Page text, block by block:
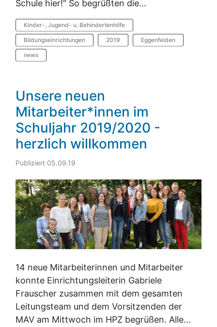
Schule hier!" So begrüßten die...
Kinder-, Jugend- u. Behindertenhilfe
Bildungseinrichtungen 2019 Eggenfelden
news
Unsere neuen
Mitarbeiter*innen im
Schuljahr 2019/2020 -
herzlich willkommen
Publiziert 05.09.19
14 neue Mitarbeiterinnen und Mitarbeiter
konnte Einrichtungsleiterin Gabriele
Frauscher zusammen mit dem gesamten
Leitungsteam und dem Vorsitzenden der
MAV am Mittwoch im HPZ begrüßen. Alle...